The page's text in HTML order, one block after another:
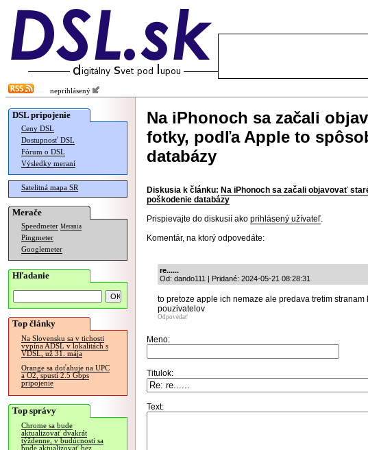
neprihlásený
DSL pripojenie
Ceny DSL
Dostupnosť DSL
Fórum o DSL
Výsledky meraní
Satelitná mapa SR
Merače
Speedmeter Merania
Pingmeter
Googlemeter
Hľadanie
Top články
Na Slovensku sa v tichosti
vypína ADSL v lokalitách s
VDSL, už 31. mája
Orange sa doťahuje na UPC
a O2, spustí 2.5 Gbps
pripojenie
Top správy
Chrome sa bude
aktualizovať dvakrát
týždenne, v budúcnosti sa
bude aktualizovať bez
Na iPhonoch sa začali
fotky, podľa Apple to
databázy
Diskusia k článku: Na iPhonoch sa začali objavovať
poškodenie databázy
Prispievajte do diskusií ako prihlásený užívateľ.
Komentár, na ktorý odpovedáte:
re......
Od: dando111 | Pridané: 2024-05-21 08:28:31
to pretoze apple ich nemaze ale predava tretim stranam
pouzivatelov
Odpovedať
Meno:
Titulok:
Text: